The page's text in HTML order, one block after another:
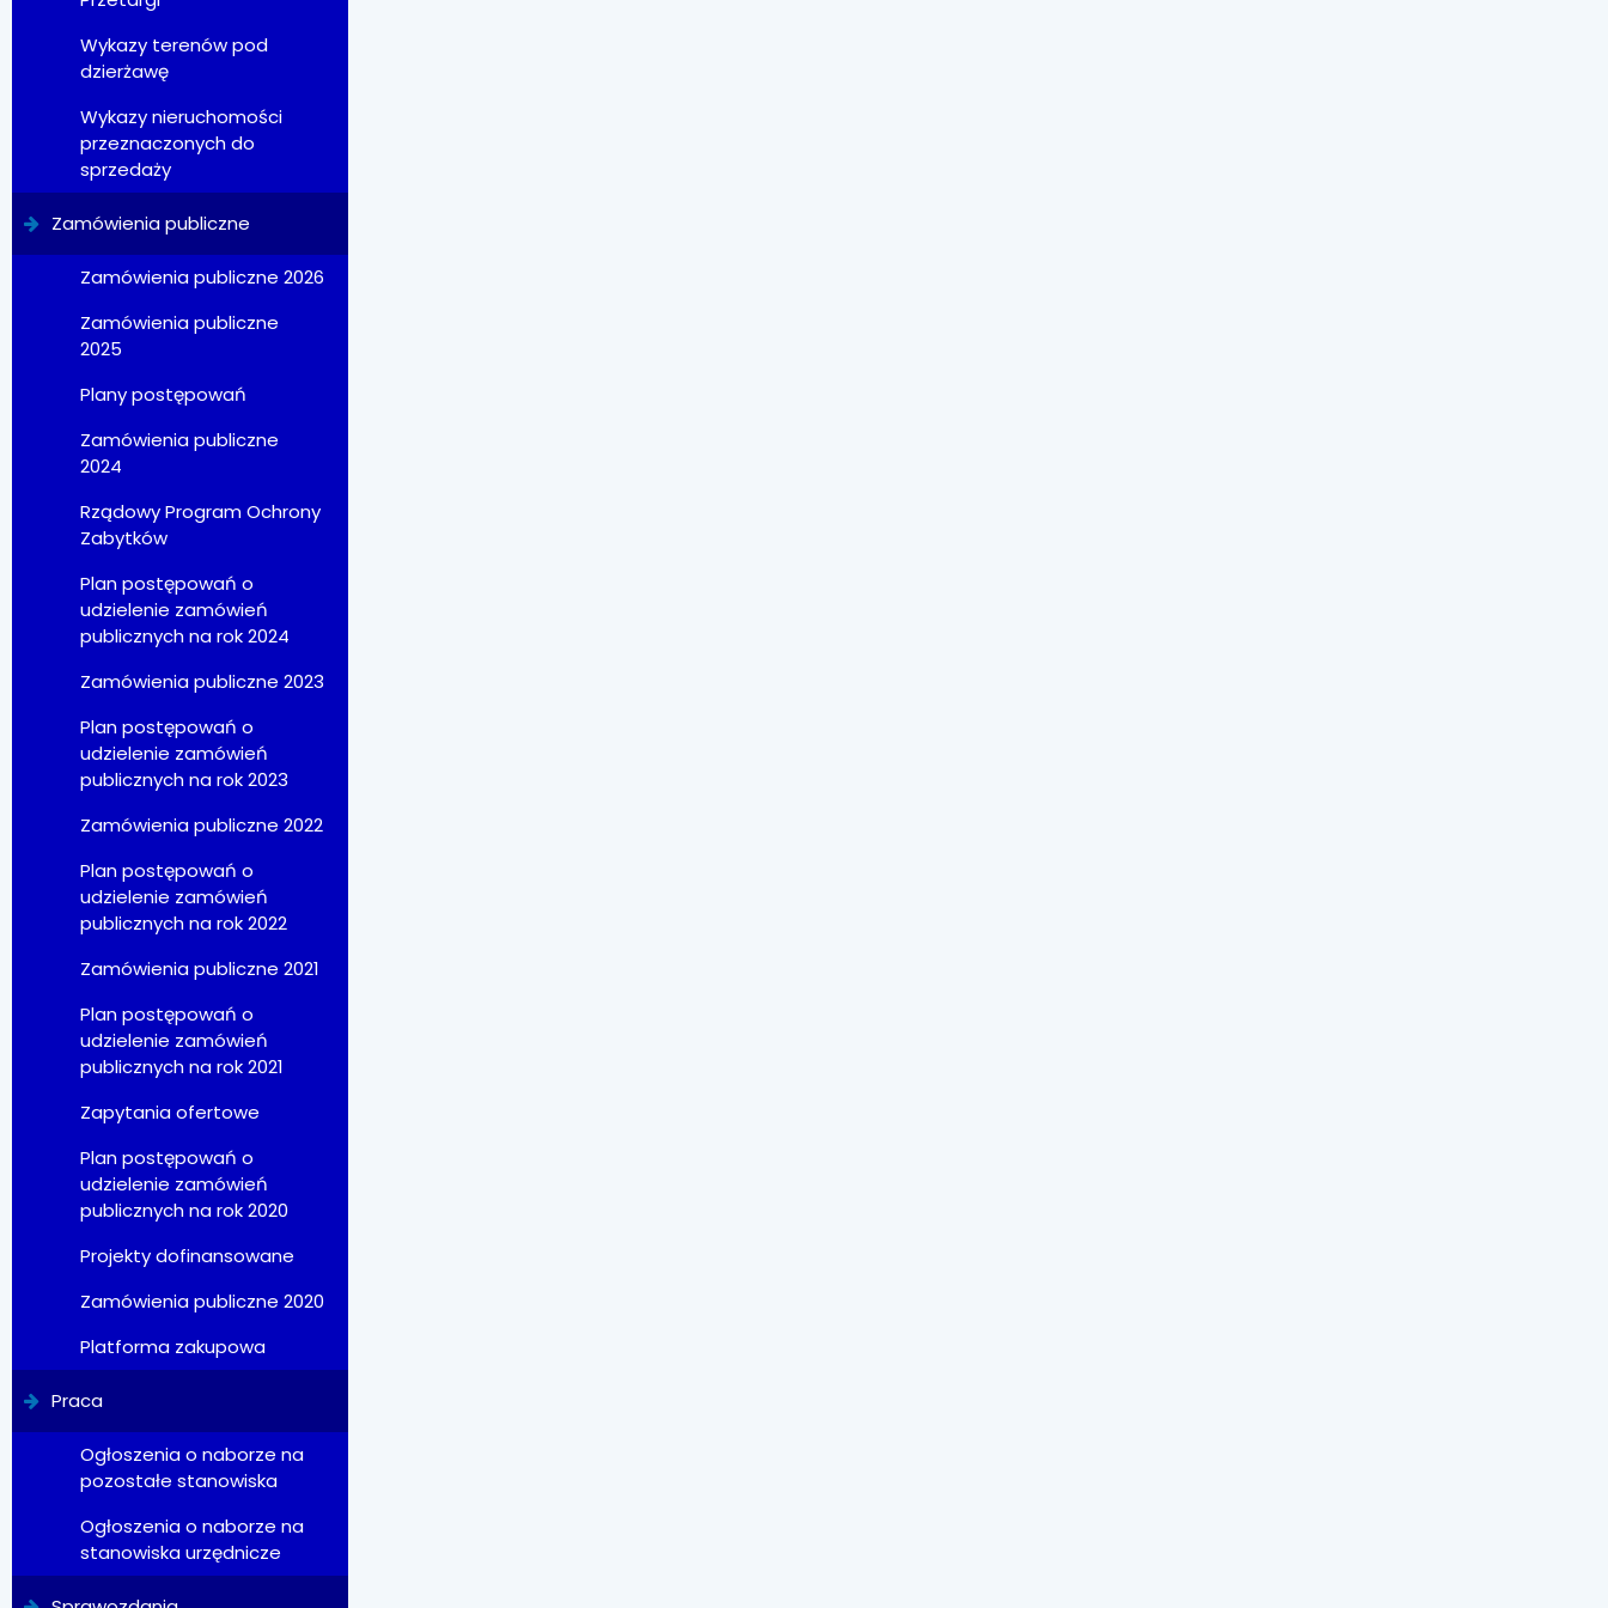
Wykazy terenów pod
dzierżawę
Wykazy nieruchomości
przeznaczonych do
sprzedaży
Zamówienia publiczne
Zamówienia publiczne 2026
Zamówienia publiczne
2025
Plany postępowań
Zamówienia publiczne
2024
Rządowy Program Ochrony
Zabytków
Plan postępowań o
udzielenie zamówień
publicznych na rok 2024
Zamówienia publiczne 2023
Plan postępowań o
udzielenie zamówień
publicznych na rok 2023
Zamówienia publiczne 2022
Plan postępowań o
udzielenie zamówień
publicznych na rok 2022
Zamówienia publiczne 2021
Plan postępowań o
udzielenie zamówień
publicznych na rok 2021
Zapytania ofertowe
Plan postępowań o
udzielenie zamówień
publicznych na rok 2020
Projekty dofinansowane
Zamówienia publiczne 2020
Platforma zakupowa
Praca
Ogłoszenia o naborze na
pozostałe stanowiska
Ogłoszenia o naborze na
stanowiska urzędnicze